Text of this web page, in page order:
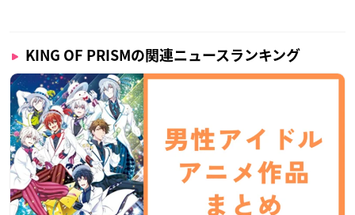
KING OF PRISMの関連ニュースランキング